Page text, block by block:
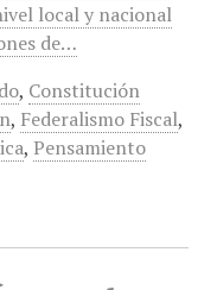
local y nacional
de…
, Constitución
, Federalismo Fiscal,
, Pensamiento